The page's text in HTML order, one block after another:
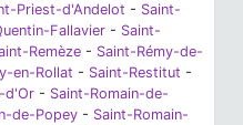
Priest-d'Andelot - Saint-
Fallavier - Saint-
Remèze - Saint-Rémy-de-
en-Rollat - Saint-Restitut -
d'Or - Saint-Romain-de-
de-Popey - Saint-Romain-